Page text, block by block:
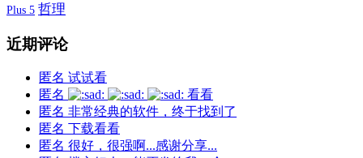
Plus 5 哲理
近期评论
匿名 试试看
匿名
看看
匿名 非常经典的软件，终于找到了
匿名 下载看看
匿名 很好，很强啊...感谢分享...